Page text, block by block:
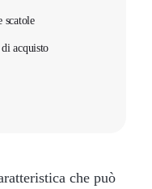
scatole
acquisto
che può